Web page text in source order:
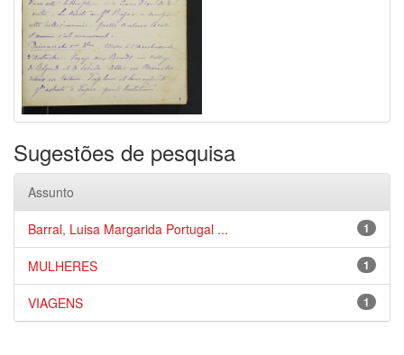
Sugestões de pesquisa
Assunto
1
Barral, Luisa Margarida Portugal ...
1
MULHERES
1
VIAGENS